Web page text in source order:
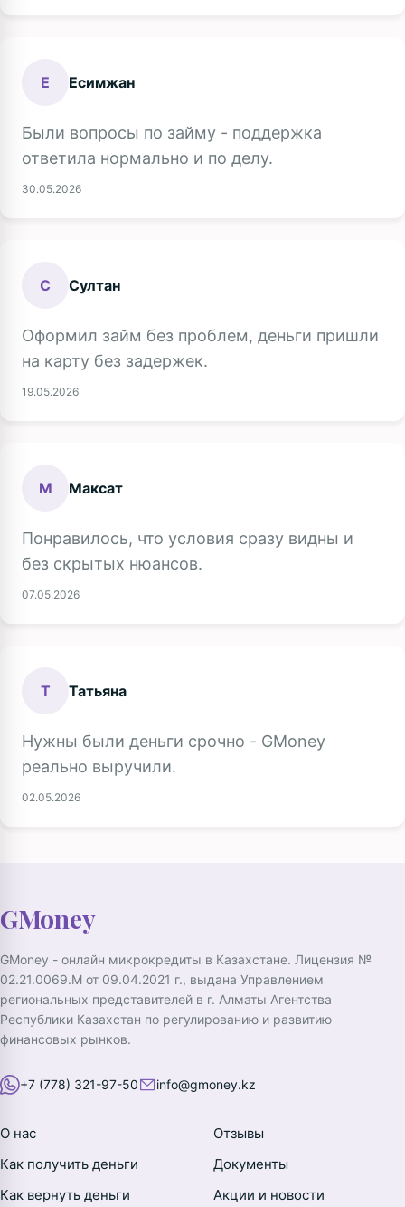
Е Есимжан
Были вопросы по займу - поддержка
ответила нормально и по делу.
30.05.2026
С Султан
Оформил займ без проблем, деньги пришли
на карту без задержек.
19.05.2026
М Максат
Понравилось, что условия сразу видны и
без скрытых нюансов.
07.05.2026
Т Татьяна
Нужны были деньги срочно - GMoney
реально выручили.
02.05.2026
GMoney
GMoney - онлайн микрокредиты в Казахстане. Лицензия №
02.21.0069.M от 09.04.2021 г., выдана Управлением
региональных представителей в г. Алматы Агентства
Республики Казахстан по регулированию и развитию
финансовых рынков.
+7 (778) 321-97-50 info@gmoney.kz
О нас
Как получить деньги
Как вернуть деньги
Отзывы
Документы
Акции и новости